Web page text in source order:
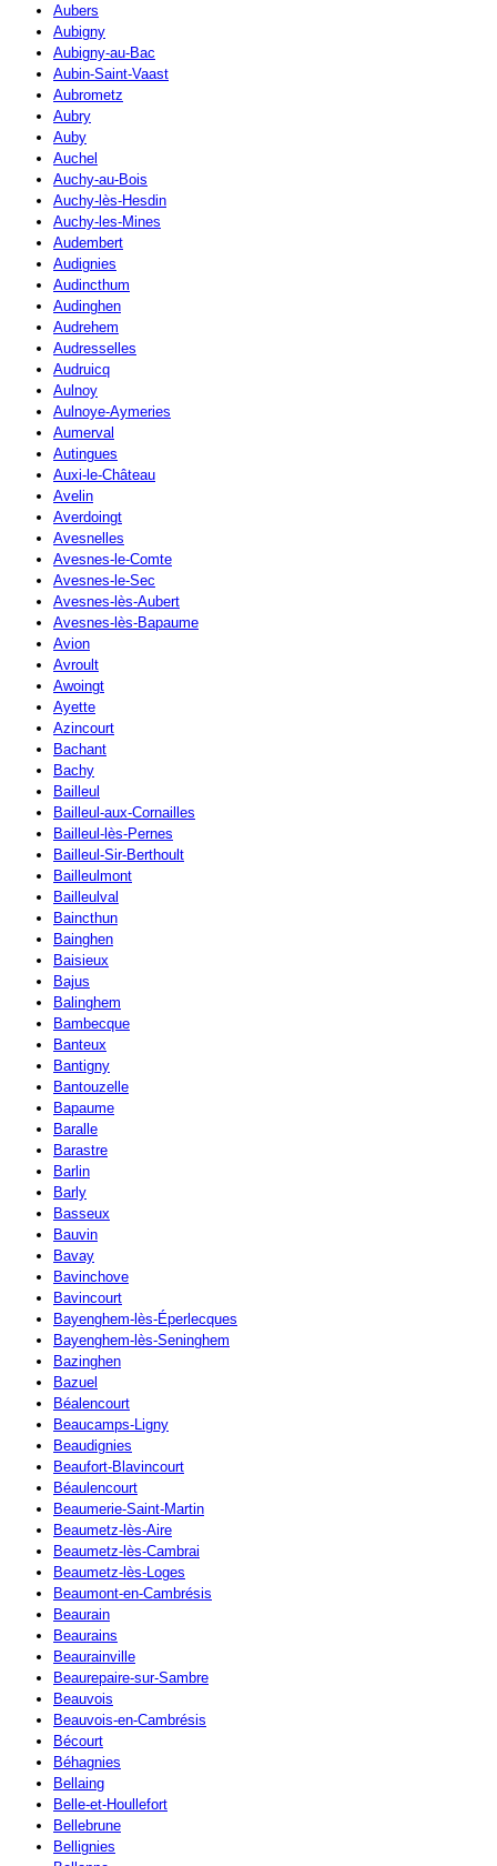
Aubers
Aubigny
Aubigny-au-Bac
Aubin-Saint-Vaast
Aubrometz
Aubry
Auby
Auchel
Auchy-au-Bois
Auchy-lès-Hesdin
Auchy-les-Mines
Audembert
Audignies
Audincthum
Audinghen
Audrehem
Audresselles
Audruicq
Aulnoy
Aulnoye-Aymeries
Aumerval
Autingues
Auxi-le-Château
Avelin
Averdoingt
Avesnelles
Avesnes-le-Comte
Avesnes-le-Sec
Avesnes-lès-Aubert
Avesnes-lès-Bapaume
Avion
Avroult
Awoingt
Ayette
Azincourt
Bachant
Bachy
Bailleul
Bailleul-aux-Cornailles
Bailleul-lès-Pernes
Bailleul-Sir-Berthoult
Bailleulmont
Bailleulval
Baincthun
Bainghen
Baisieux
Bajus
Balinghem
Bambecque
Banteux
Bantigny
Bantouzelle
Bapaume
Baralle
Barastre
Barlin
Barly
Basseux
Bauvin
Bavay
Bavinchove
Bavincourt
Bayenghem-lès-Éperlecques
Bayenghem-lès-Seninghem
Bazinghen
Bazuel
Béalencourt
Beaucamps-Ligny
Beaudignies
Beaufort-Blavincourt
Béaulencourt
Beaumerie-Saint-Martin
Beaumetz-lès-Aire
Beaumetz-lès-Cambrai
Beaumetz-lès-Loges
Beaumont-en-Cambrésis
Beaurain
Beaurains
Beaurainville
Beaurepaire-sur-Sambre
Beauvois
Beauvois-en-Cambrésis
Bécourt
Béhagnies
Bellaing
Belle-et-Houllefort
Bellebrune
Bellignies